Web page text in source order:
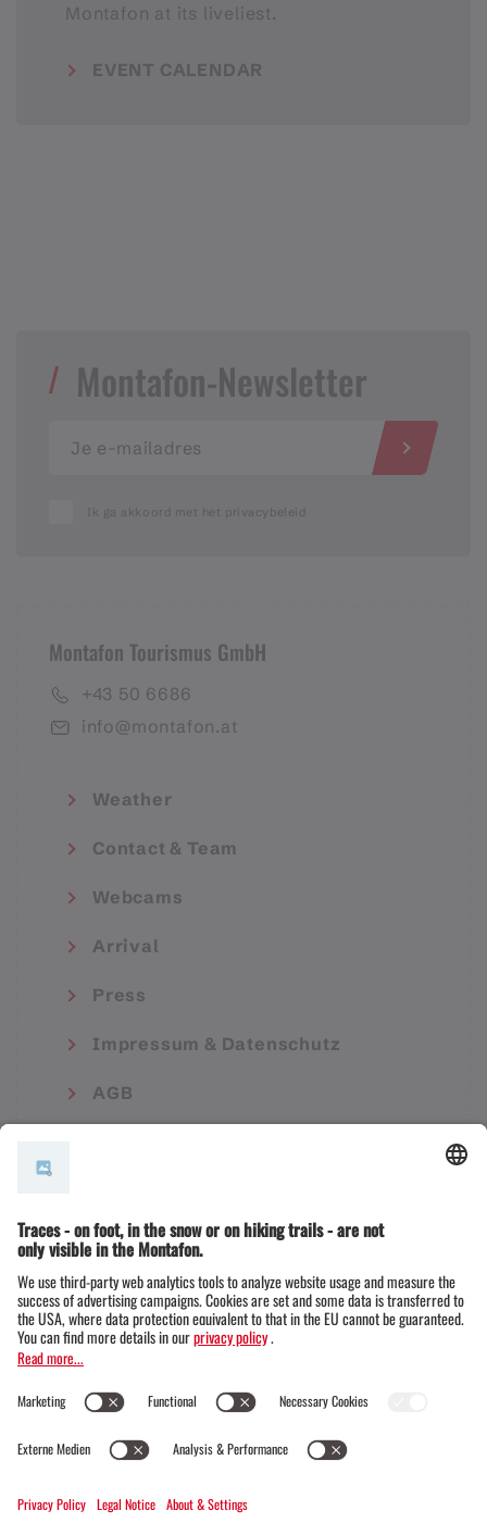
Montafon at its liveliest.
EVENT CALENDAR
Montafon-Newsletter
Ik ga akkoord met het privacybeleid
Montafon Tourismus GmbH
+43 50 6686
info@montafon.at
Weather
Contact & Team
Webcams
Arrival
Press
Impressum & Datenschutz
AGB